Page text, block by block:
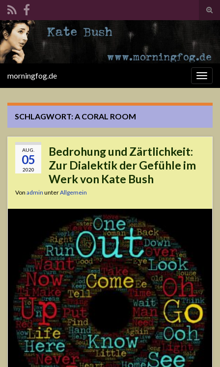
Search for:
morningfog.de
SCHLAGWORT:A CORAL ROOM
AUG.
05
2020
Bedrohung und Zärtlichkeit:
Zur Dialektik der Gefühle im
Werk von Kate Bush
Von admin unterAllgemein